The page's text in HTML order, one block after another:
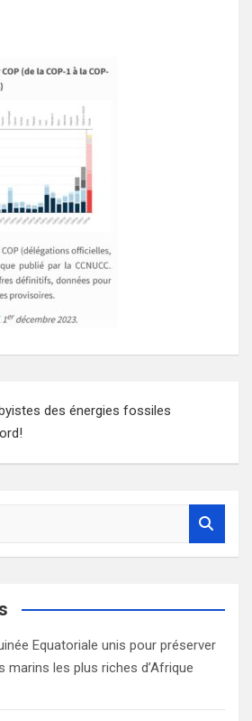
des énergies fossiles
Equatoriale unis pour préserver
marins les plus riches d’Afrique